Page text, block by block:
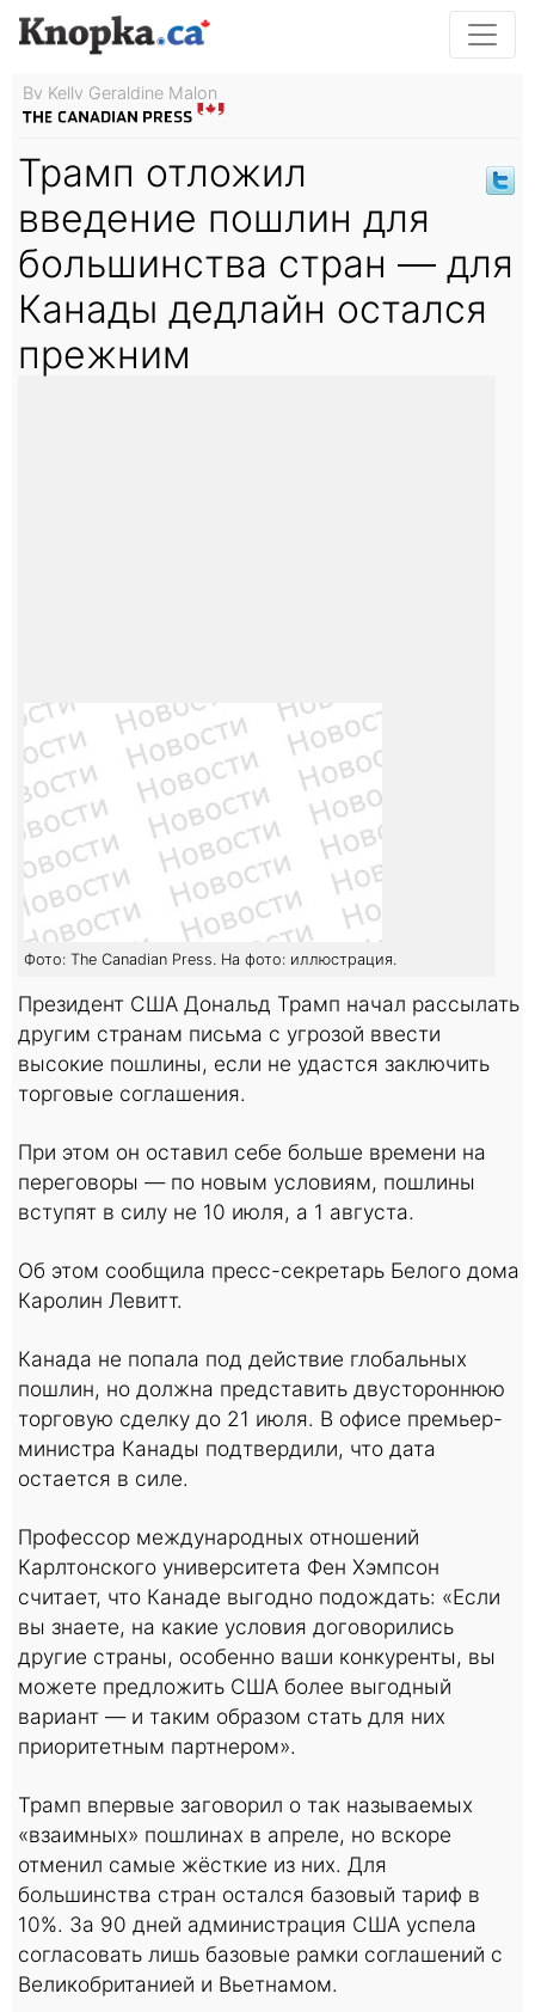
By Kelly Geraldine Malon
Трамп отложил
введение пошлин для
большинства стран — для
Канады дедлайн остался
прежним
Фото: The Canadian Press. На фото: иллюстрация.
Президент США Дональд Трамп начал рассылать
другим странам письма с угрозой ввести
высокие пошлины, если не удастся заключить
торговые соглашения.
При этом он оставил себе больше времени на
переговоры — по новым условиям, пошлины
вступят в силу не 10 июля, а 1 августа.
Об этом сообщила пресс-секретарь Белого дома
Каролин Левитт.
Канада не попала под действие глобальных
пошлин, но должна представить двустороннюю
торговую сделку до 21 июля. В офисе премьер-
министра Канады подтвердили, что дата
остается в силе.
Профессор международных отношений
Карлтонского университета Фен Хэмпсон
считает, что Канаде выгодно подождать: «Если
вы знаете, на какие условия договорились
другие страны, особенно ваши конкуренты, вы
можете предложить США более выгодный
вариант — и таким образом стать для них
приоритетным партнером».
Трамп впервые заговорил о так называемых
«взаимных» пошлинах в апреле, но вскоре
отменил самые жёсткие из них. Для
большинства стран остался базовый тариф в
10%. За 90 дней администрация США успела
согласовать лишь базовые рамки соглашений с
Великобританией и Вьетнамом.